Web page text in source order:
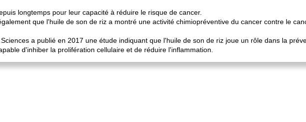
longtemps pour leur capacité à réduire le risque de cancer.
que l'huile de son de riz a montré une activité chimiopréventive du cancer contre le
a publié en 2017 une étude indiquant que l'huile de son de riz joue un rôle dans la
d'inhiber la prolifération cellulaire et de réduire l'inflammation.